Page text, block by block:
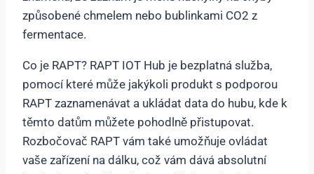
způsobené chmelem nebo bublinkami CO2 z
fermentace.
Co je RAPT? RAPT IOT Hub je bezplatná služba,
pomocí které může jakýkoli produkt s podporou
RAPT zaznamenávat a ukládat data do hubu, kde k
těmto datům můžete pohodlně přistupovat.
Rozbočovač RAPT vám také umožňuje ovládat
vaše zařízení na dálku, což vám dává absolutní